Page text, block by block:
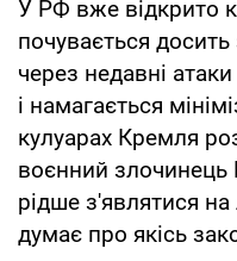
У РФ вже відкрито
почувається
через недавні
і намагається
кулуарах Кремля
воєнний злочинець
рідше з'являтися
думає про якісь